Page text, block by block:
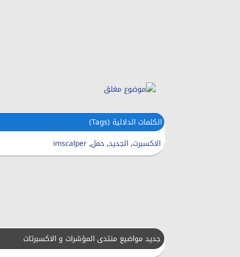
الكلمات الدلالية (Tags)
الاكسبرت,الجديد,حمل,
imscalper
جديد مواضيع منتدى المؤشرات و الاكسبرتات